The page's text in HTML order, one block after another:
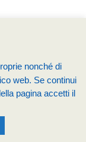
che si sono
Per questo
per l’Ordine
i poliziotti
come docenti
Quello che non
nonché di
web. Se continui
pagina accetti il